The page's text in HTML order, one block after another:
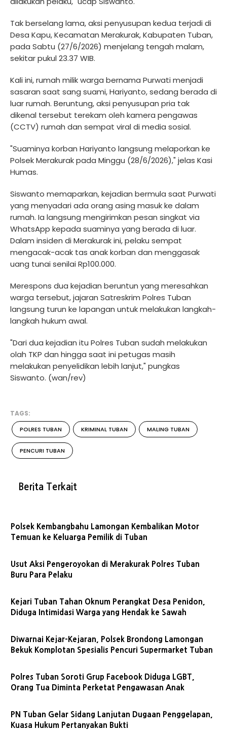
Tak berselang lama, aksi penyusupan kedua terjadi di
Desa Kapu, Kecamatan Merakurak, Kabupaten Tuban,
pada Sabtu (27/6/2026) menjelang tengah malam,
sekitar pukul 23.37 WIB.
Kali ini, rumah milik warga bernama Purwati menjadi
sasaran saat sang suami, Hariyanto, sedang berada di
luar rumah. Beruntung, aksi penyusupan pria tak
dikenal tersebut terekam oleh kamera pengawas
(CCTV) rumah dan sempat viral di media sosial.
"Suaminya korban Hariyanto langsung melaporkan ke
Polsek Merakurak pada Minggu (28/6/2026)," jelas Kasi
Humas.
Siswanto memaparkan, kejadian bermula saat Purwati
yang menyadari ada orang asing masuk ke dalam
rumah. Ia langsung mengirimkan pesan singkat via
WhatsApp kepada suaminya yang berada di luar.
Dalam insiden di Merakurak ini, pelaku sempat
mengacak-acak tas anak korban dan menggasak
uang tunai senilai Rp100.000.
Merespons dua kejadian beruntun yang meresahkan
warga tersebut, jajaran Satreskrim Polres Tuban
langsung turun ke lapangan untuk melakukan langkah-
langkah hukum awal.
"Dari dua kejadian itu Polres Tuban sudah melakukan
olah TKP dan hingga saat ini petugas masih
melakukan penyelidikan lebih lanjut," pungkas
Siswanto. (wan/rev)
TAGS:
POLRES TUBAN KRIMINAL TUBAN MALING TUBAN
PENCURI TUBAN
Berita Terkait
Polsek Kembangbahu Lamongan Kembalikan Motor
Temuan ke Keluarga Pemilik di Tuban
Usut Aksi Pengeroyokan di Merakurak Polres Tuban
Buru Para Pelaku
Kejari Tuban Tahan Oknum Perangkat Desa Penidon,
Diduga Intimidasi Warga yang Hendak ke Sawah
Diwarnai Kejar-Kejaran, Polsek Brondong Lamongan
Bekuk Komplotan Spesialis Pencuri Supermarket Tuban
Polres Tuban Soroti Grup Facebook Diduga LGBT,
Orang Tua Diminta Perketat Pengawasan Anak
PN Tuban Gelar Sidang Lanjutan Dugaan Penggelapan,
Kuasa Hukum Pertanyakan Bukti